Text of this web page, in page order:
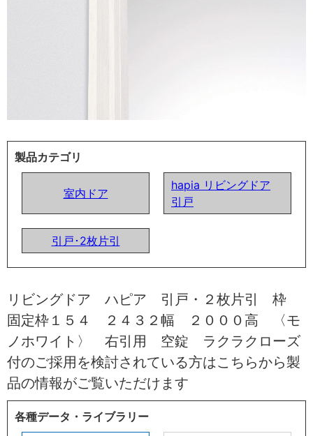
製品カテゴリ
室内ドア
hapia リビングドア
引戸
引戸･2枚片引
リビングドア ハピア 引戸・２枚片引 枠
固定枠１５４ ２４３２幅 ２０００高 〈モ
ノホワイト〉 右引用 空錠 ラクラクローズ
付のご採用を検討されている方はこちらから製
品の情報がご覧いただけます
各種データ・ライブラリー